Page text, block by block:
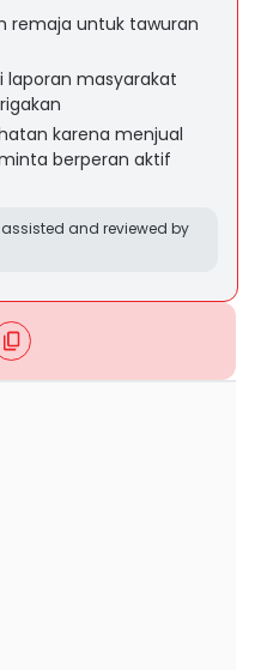
remaja untuk tawuran
laporan masyarakat
karena menjual
berperan aktif
and reviewed by